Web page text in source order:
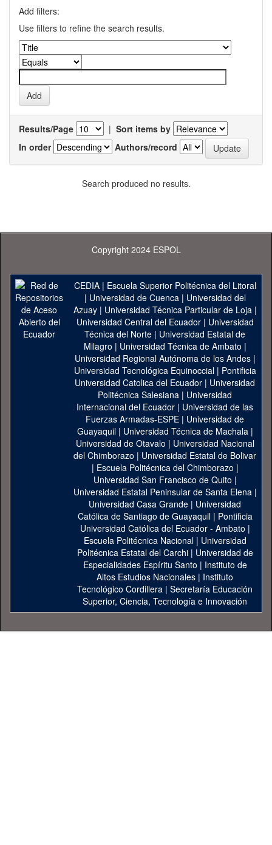
Add filters:
Use filters to refine the search results.
Results/Page | Sort items by
In order
Authors/record
Search produced no results.
Copyright 2024 ESPOL
CEDIA| Escuela Superior Politécnica del Litoral
| Universidad de Cuenca| Universidad del
Azuay| Universidad Técnica Particular de Loja|
Universidad Central del Ecuador| Universidad
Técnica del Norte | Universidad Estatal de
Milagro | Universidad Técnica de Ambato |
Universidad Regional Autónoma de los Andes|
Universidad Tecnológica Equinoccial| Pontificia
Universidad Catolica del Ecuador | Universidad
Politécnica Salesiana | Universidad
Internacional del Ecuador | Universidad de las
Fuerzas Armadas-ESPE | Universidad de
Guayaquil| Universidad Técnica de Machala|
Universidad de Otavalo | Universidad Nacional
del Chimborazo | Universidad Estatal de Bolivar
| Escuela Politécnica del Chimborazo |
Universidad San Francisco de Quito |
Universidad Estatal Peninsular de Santa Elena|
Universidad Casa Grande | Universidad
Católica de Santiago de Guayaquil| Pontificia
Universidad Católica del Ecuador - Ambato |
Escuela Politécnica Nacional| Universidad
Politécnica Estatal del Carchi| Universidad de
Especialidades Espíritu Santo | Instituto de
Altos Estudios Nacionales | Instituto
Tecnológico Cordillera | Secretaría Educación
Superior, Ciencia, Tecnología e Innovación